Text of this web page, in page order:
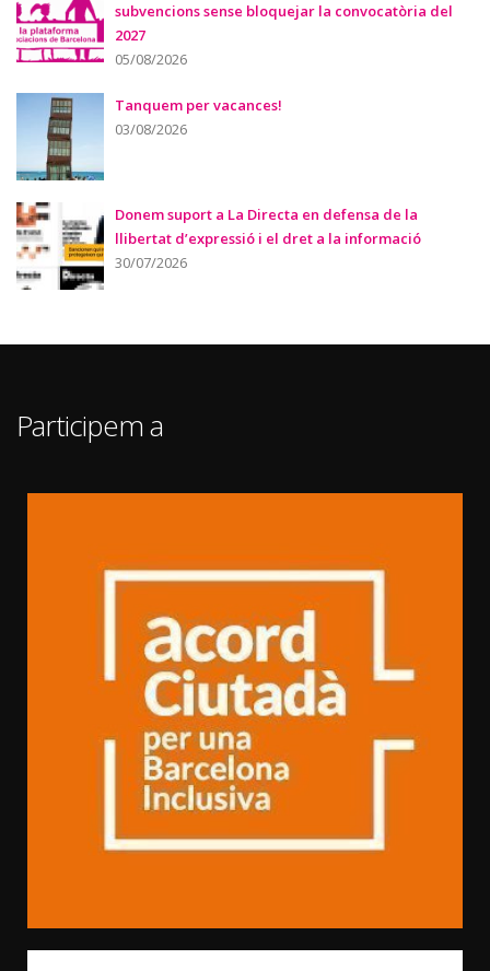
subvencions sense bloquejar la convocatòria del
2027
05/08/2026
Tanquem per vacances!
03/08/2026
Donem suport a La Directa en defensa de la
llibertat d’expressió i el dret a la informació
30/07/2026
Participem a